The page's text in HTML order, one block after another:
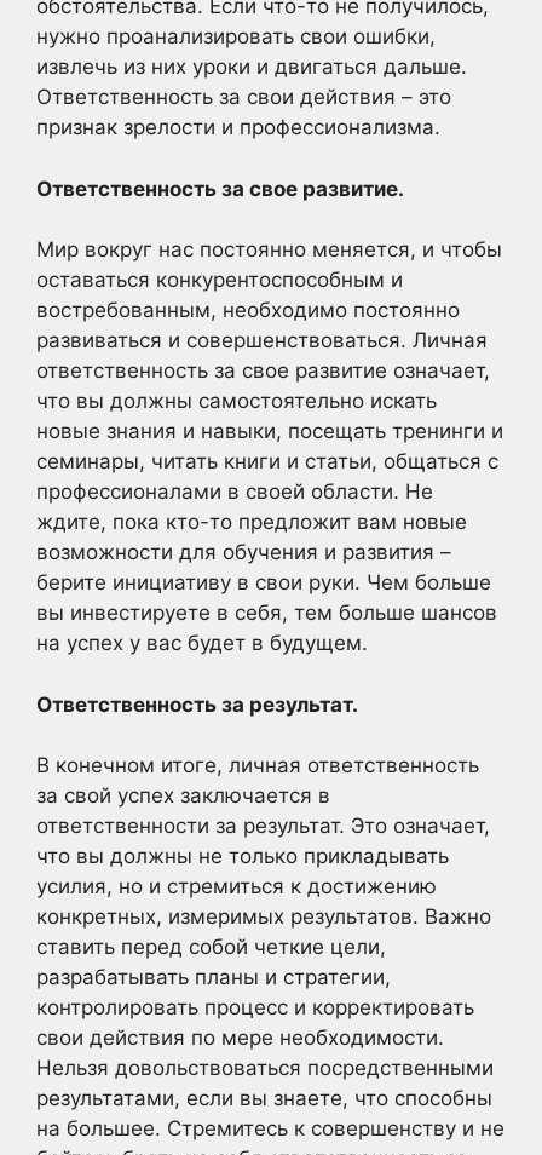
обстоятельства. Если что-то не получилось,
нужно проанализировать свои ошибки,
извлечь из них уроки и двигаться дальше.
Ответственность за свои действия – это
признак зрелости и профессионализма.
Ответственность за свое развитие.
Мир вокруг нас постоянно меняется, и чтобы
оставаться конкурентоспособным и
востребованным, необходимо постоянно
развиваться и совершенствоваться. Личная
ответственность за свое развитие означает,
что вы должны самостоятельно искать
новые знания и навыки, посещать тренинги и
семинары, читать книги и статьи, общаться с
профессионалами в своей области. Не
ждите, пока кто-то предложит вам новые
возможности для обучения и развития –
берите инициативу в свои руки. Чем больше
вы инвестируете в себя, тем больше шансов
на успех у вас будет в будущем.
Ответственность за результат.
В конечном итоге, личная ответственность
за свой успех заключается в
ответственности за результат. Это означает,
что вы должны не только прикладывать
усилия, но и стремиться к достижению
конкретных, измеримых результатов. Важно
ставить перед собой четкие цели,
разрабатывать планы и стратегии,
контролировать процесс и корректировать
свои действия по мере необходимости.
Нельзя довольствоваться посредственными
результатами, если вы знаете, что способны
на большее. Стремитесь к совершенству и не